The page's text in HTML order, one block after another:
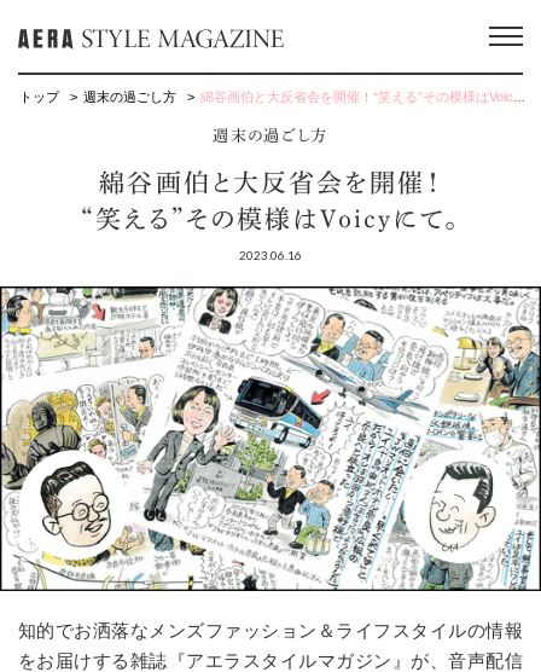
トップ 週末の過ごし方 綿谷画伯と大反省会を開催！“笑える”その模様はVoicyにて。
週末の過ごし方
綿谷画伯と大反省会を開催！
“笑える”その模様はVoicyにて。
2023.06.16
知的でお洒落なメンズファッション＆ライフスタイルの情報
をお届けする雑誌『アエラスタイルマガジン』が、音声配信